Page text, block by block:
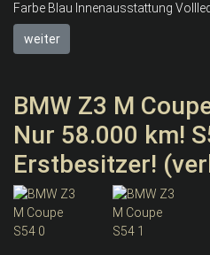
Farbe Blau Innenausstattung
weiter
BMW Z3 M
Nur 58.000 km!
Erstbesitzer!